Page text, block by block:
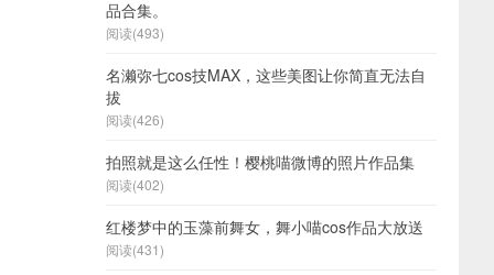
品合集。
阅读(493)
名濑弥七cos技MAX，这些美图让你简直无法自
拔
阅读(426)
拍照就是这么任性！樱桃喵微博的照片作品集
阅读(402)
红楼梦中的玉藻前舞女，舞小喵cos作品大放送
阅读(431)